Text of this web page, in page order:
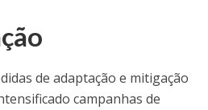
de adaptação e mitigação
campanhas de